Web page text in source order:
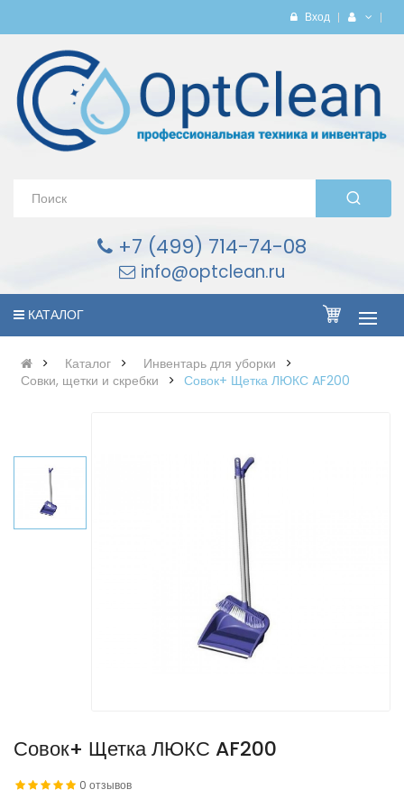
Вход
+7 (499) 714-74-08
info@optclean.ru
КАТАЛОГ
Каталог
Инвентарь для уборки
Совки, щетки и скребки
Совок+ Щетка ЛЮКС AF200
Совок+ Щетка ЛЮКС AF200
0 отзывов